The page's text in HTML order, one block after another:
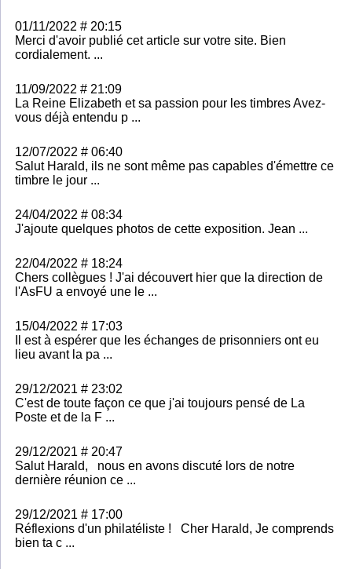
01/11/2022 # 20:15
Merci d'avoir publié cet article sur votre site. Bien
cordialement. ...
11/09/2022 # 21:09
La Reine Elizabeth et sa passion pour les timbres Avez-
vous déjà entendu p ...
12/07/2022 # 06:40
Salut Harald, ils ne sont même pas capables d'émettre ce
timbre le jour ...
24/04/2022 # 08:34
J'ajoute quelques photos de cette exposition. Jean ...
22/04/2022 # 18:24
Chers collègues ! J'ai découvert hier que la direction de
l'AsFU a envoyé une le ...
15/04/2022 # 17:03
Il est à espérer que les échanges de prisonniers ont eu
lieu avant la pa ...
29/12/2021 # 23:02
C'est de toute façon ce que j'ai toujours pensé de La
Poste et de la F ...
29/12/2021 # 20:47
Salut Harald, nous en avons discuté lors de notre
dernière réunion ce ...
29/12/2021 # 17:00
Réflexions d'un philatéliste ! Cher Harald, Je comprends
bien ta c ...